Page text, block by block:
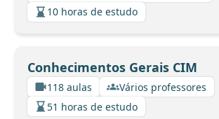
10 horas de estudo
Conhecimentos Gerais CIM
118 aulas
Vários professores
51 horas de estudo